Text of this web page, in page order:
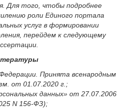
Для того, чтобы подробнее
роли Единого портала
услуг в формировании
перейдем к следующему
Принята всенародным
от 01.07.2020 г.;
данных» от 27.07.2006
N 156-ФЗ);